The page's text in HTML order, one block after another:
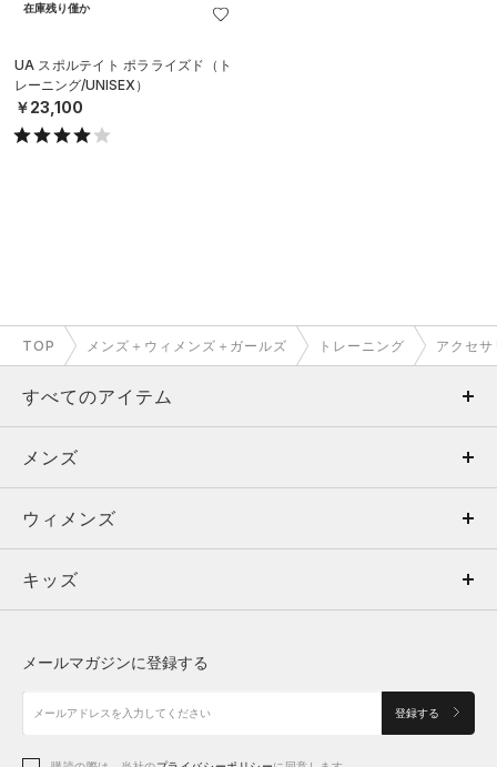
在庫残り僅か
UA スポルテイト ポラライズド（ト
レーニング/UNISEX）
￥23,100
TOP メンズ＋ウィメンズ＋ガールズ トレーニング アクセサ
すべてのアイテム
メンズ
ウィメンズ
キッズ
アクセサリー
メンズ
トップス
ボトムス
アクセサリー
ウィメンズ
トップス
シューズ
キッズ
メールマガジンに登録する
登録する